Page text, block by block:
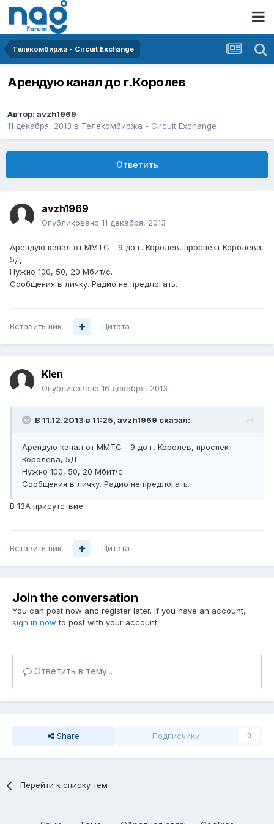
Телекомбиржа - Circuit Exchange
Арендую канал до г.Королев
Автор: avzh1969
11 декабря, 2013 в Телекомбиржа - Circuit Exchange
Ответить
avzh1969
Опубликовано 11 декабря, 2013
Арендую канал от ММТС - 9 до г. Королёв, проспект Королева,
5Д
Нужно 100, 50, 20 Мбит/с.
Сообщения в личку. Радио не предлогать.
Вставить ник Цитата
Klen
Опубликовано 16 декабря, 2013
В 11.12.2013 в 11:25, avzh1969 сказал:
Арендую канал от ММТС - 9 до г. Королёв, проспект
Королева, 5Д
Нужно 100, 50, 20 Мбит/с.
Сообщения в личку. Радио не предлогать.
В 13А присутствие.
Вставить ник Цитата
Join the conversation
You can post now and register later. If you have an account,
sign in now to post with your account.
Ответить в тему...
Share Подписчики 0
Перейти к списку тем